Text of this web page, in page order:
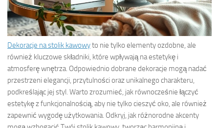
Dekoracje na stolik kawowyto nie tylko elementy ozdobne, ale
również kluczowe składniki, które wpływają na estetykę i
atmosferę wnętrza. Odpowiednio dobrane dekoracje mogą nadać
przestrzeni elegancji, przytulności oraz unikalnego charakteru,
podkreślając jej styl. Warto zrozumieć, jak równocześnie łączyć
estetykę z funkcjonalnością, aby nie tylko cieszyć oko, ale również
zapewnić wygodę użytkowania. Odkryj, jak różnorodne akcenty